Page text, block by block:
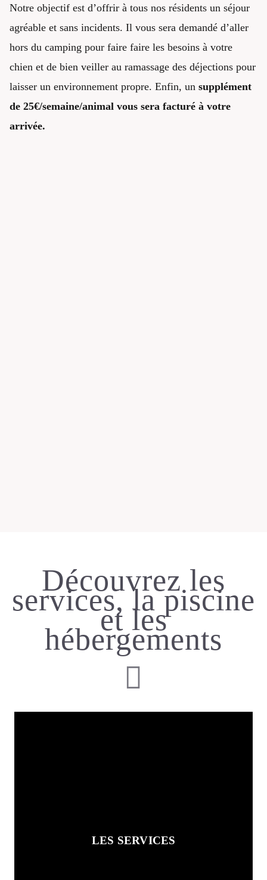
Notre objectif est d’offrir à tous nos résidents un séjour
agréable et sans incidents. Il vous sera demandé d’aller
hors du camping pour faire faire les besoins à votre
chien et de bien veiller au ramassage des déjections pour
laisser un environnement propre. Enfin, un supplément
de 25€/semaine/animal vous sera facturé à votre
arrivée.
Découvrez les
services, la piscine
et les
hébergements
LES SERVICES